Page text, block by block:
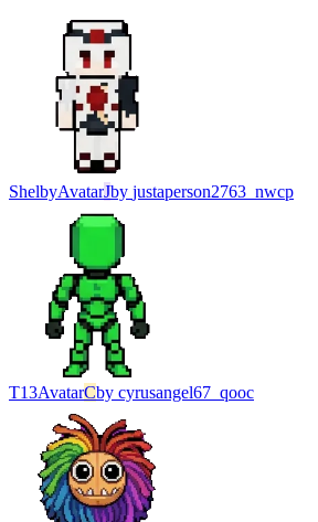
ShelbyAvatarJby justaperson2763_nwcp
T13AvatarCby cyrusangel67_qooc